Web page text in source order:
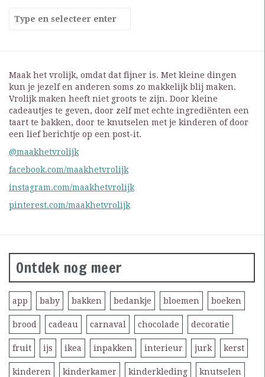
Maak het vrolijk, omdat dat fijner is. Met kleine dingen
kun je jezelf en anderen soms zo makkelijk blij maken.
Vrolijk maken heeft niet groots te zijn. Door kleine
cadeautjes te geven, door zelf met echte ingrediënten een
taart te bakken, door te knutselen met je kinderen of door
een lief berichtje op een post-it.
@maakhetvrolijk
facebook.com/maakhetvrolijk
instagram.com/maakhetvrolijk
pinterest.com/maakhetvrolijk
Ontdek nog meer
app baby bakken bedankje bloemen boeken
brood cadeau carnaval chocolade decoratie
fruit ijs ikea inpakken interieur jurk kerst
kinderen kinderkamer kinderkleding knutselen